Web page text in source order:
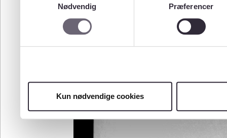
Nødvendig
Præferencer
Kun nødvendige cookies